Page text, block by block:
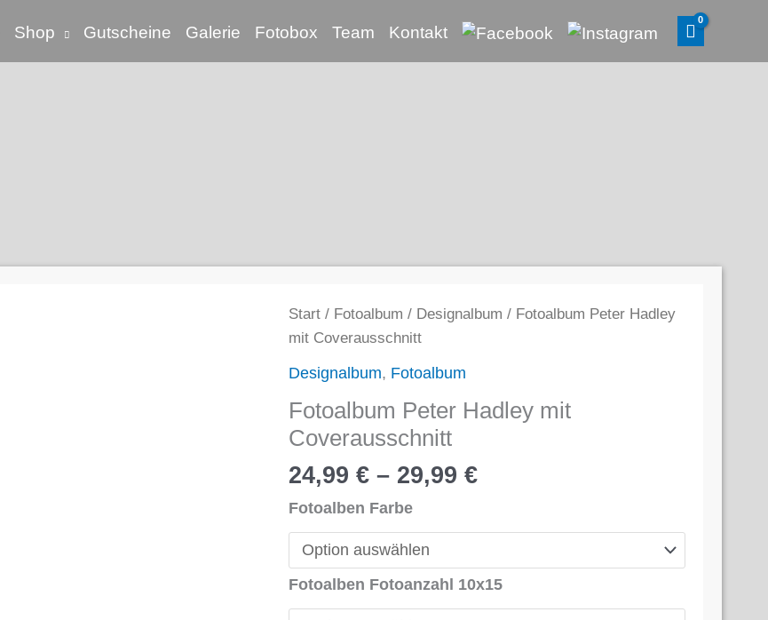
Shop Gutscheine Galerie Fotobox Team Kontakt
Start/ Fotoalbum / Designalbum / Fotoalbum Peter Hadley
mit Coverausschnitt
Designalbum, Fotoalbum
Fotoalbum Peter Hadley mit
Coverausschnitt
24,99 €– 29,99 €
Fotoalben Farbe
Fotoalben Fotoanzahl 10x15